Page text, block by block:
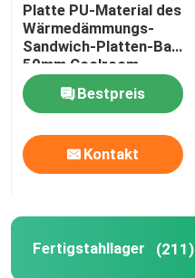
Platte PU-Material des
Wärmedämmungs-
Sandwich-Platten-Bau-
50mm Coolroom
Bestpreis
Kontakt
Fertigstahllager (211)